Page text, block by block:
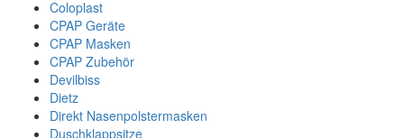
Coloplast
CPAP Geräte
CPAP Masken
CPAP Zubehör
Devilbiss
Dietz
Direkt Nasenpolstermasken
Duschklappsitze